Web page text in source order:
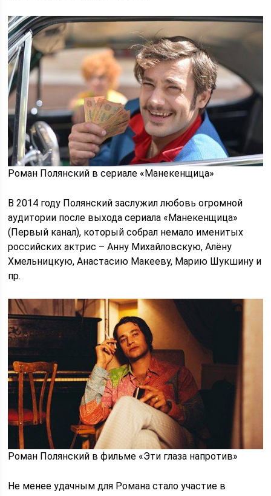
Роман Полянский в сериале «Манекенщица»
В 2014 году Полянский заслужил любовь огромной
аудитории после выхода сериала «Манекенщица»
(Первый канал), который собрал немало именитых
российских актрис – Анну Михайловскую, Алёну
Хмельницкую, Анастасию Макееву, Марию Шукшину и
пр.
Роман Полянский в фильме «Эти глаза напротив»
Не менее удачным для Романа стало участие в